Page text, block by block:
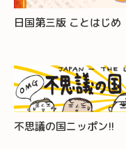
日国第三版 ことはじめ
不思議の国ニッポン!!